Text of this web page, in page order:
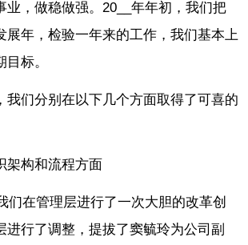
业，做稳做强。20__年年初，我们把
展年，检验一年来的工作，我们基本上
标。
我们分别在以下几个方面取得了可喜的
架构和流程方面
们在管理层进行了一次大胆的改革创
进行了调整，提拔了窦毓玲为公司副